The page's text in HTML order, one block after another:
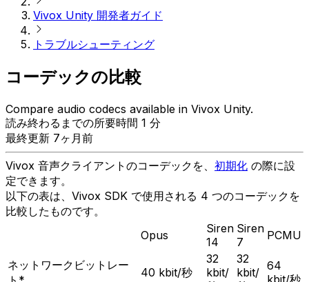
Vivox Unity 開発者ガイド
トラブルシューティング
コーデックの比較
Compare audio codecs available in Vivox Unity.
読み終わるまでの所要時間 1 分
最終更新 7ヶ月前
Vivox 音声クライアントのコーデックを、 初期化 の際に設
定できます。
以下の表は、Vivox SDK で使用される 4 つのコーデックを
比較したものです。
Opus
Siren
14
Siren
7
PCMU
ネットワークビットレー
40 kbit/秒
32
kbit/
32
kbit/ 64